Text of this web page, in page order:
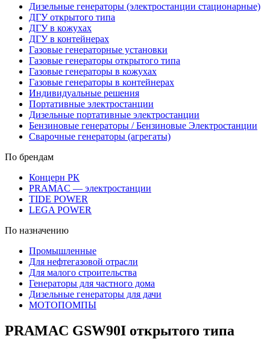
Дизельные генераторы (электростанции стационарные)
ДГУ открытого типа
ДГУ в кожухах
ДГУ в контейнерах
Газовые генераторные установки
Газовые генераторы открытого типа
Газовые генераторы в кожухах
Газовые генераторы в контейнерах
Индивидуальные решения
Портативные электростанции
Дизельные портативные электростанции
Бензиновые генераторы / Бензиновые Электростанции
Сварочные генераторы (агрегаты)
По брендам
Концерн РК
PRAMAC — электростанции
TIDE POWER
LEGA POWER
По назначению
Промышленные
Для нефтегазовой отрасли
Для малого строительства
Генераторы для частного дома
Дизельные генераторы для дачи
МОТОПОМПЫ
PRAMAC GSW90I открытого типа